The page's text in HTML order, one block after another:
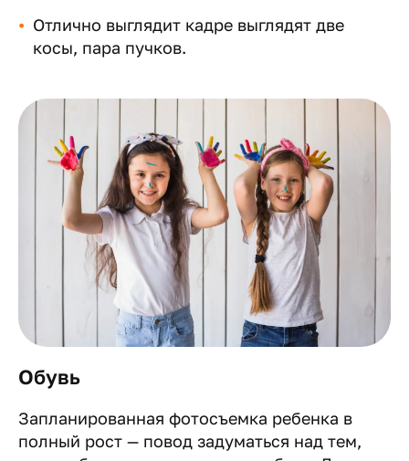
Отлично выглядит кадре выглядят две
косы, пара пучков.
Обувь
Запланированная фотосъемка ребенка в
полный рост — повод задуматься над тем,